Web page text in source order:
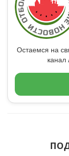
Остаемся на
канал